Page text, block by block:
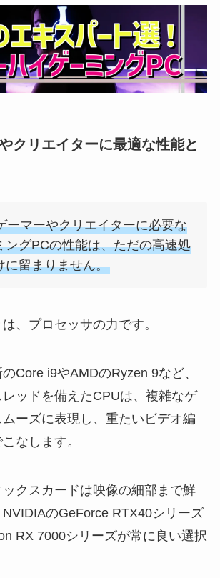
クリエイターに最適な性能と
ーマーやクリエイターに必要な
ングPCの性能は、ただの高速処
に留まりません。
、プロセッサの力です。
Core i9やAMDのRyzen 9など、
ッドを備えたCPUは、複雑なゲ
ーズに表現し、重たいビデオ編
なします。
クスカードは映像の細部まで鮮
のGeForce RTX40シリーズ
RX 7000シリーズが常に良い選択